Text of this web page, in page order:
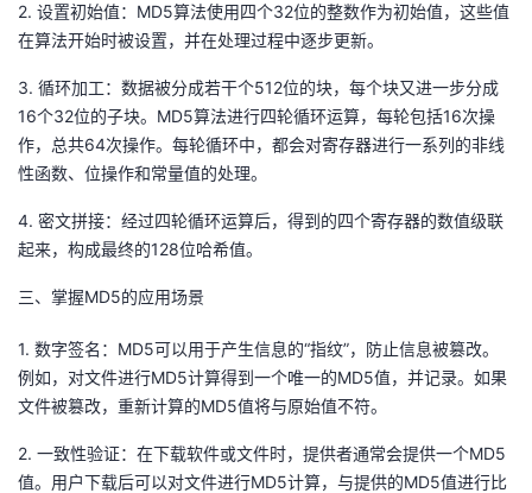
播
活
动
的
关
注
我
的
开
发
者
学
堂
我
我
的
Programs
我
的
支
持
我
的
我
2. 设置初始值：MD5算法使用四个32位的整数作为初始值，这些值
在算法开始时被设置，并在处理过程中逐步更新。
3. 循环加工：数据被分成若干个512位的块，每个块又进一步分成
16个32位的子块。MD5算法进行四轮循环运算，每轮包括16次操
作，总共64次操作。每轮循环中，都会对寄存器进行一系列的非线
性函数、位操作和常量值的处理。
4. 密文拼接：经过四轮循环运算后，得到的四个寄存器的数值级联
起来，构成最终的128位哈希值。
三、掌握MD5的应用场景
1. 数字签名：MD5可以用于产生信息的“指纹”，防止信息被篡改。
例如，对文件进行MD5计算得到一个唯一的MD5值，并记录。如果
文件被篡改，重新计算的MD5值将与原始值不符。
2. 一致性验证：在下载软件或文件时，提供者通常会提供一个MD5
值。用户下载后可以对文件进行MD5计算，与提供的MD5值进行比